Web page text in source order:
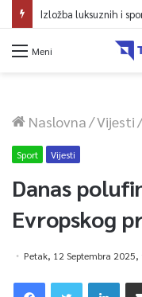
Izložba luksuznih i
Meni
Naslovna/Vijesti/
Sport Vijesti
Danas
Evropskog
Petak, 12 Septembra 2025,